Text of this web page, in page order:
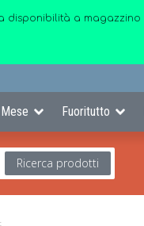
disponibilità a
Fuoritutto
Ricerca prodotti